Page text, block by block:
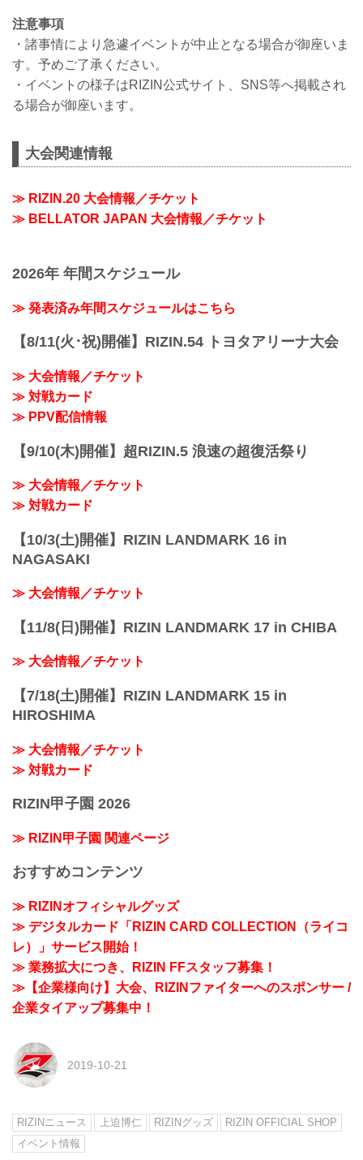
注意事項
・諸事情により急遽イベントが中止となる場合が御座いま
す。予めご了承ください。
・イベントの様子はRIZIN公式サイト、SNS等へ掲載され
る場合が御座います。
大会関連情報
≫ RIZIN.20 大会情報／チケット
≫ BELLATOR JAPAN 大会情報／チケット
2026年 年間スケジュール
≫ 発表済み年間スケジュールはこちら
【8/11(火･祝)開催】RIZIN.54 トヨタアリーナ大会
≫ 大会情報／チケット
≫ 対戦カード
≫ PPV配信情報
【9/10(木)開催】超RIZIN.5 浪速の超復活祭り
≫ 大会情報／チケット
≫ 対戦カード
【10/3(土)開催】RIZIN LANDMARK 16 in
NAGASAKI
≫ 大会情報／チケット
【11/8(日)開催】RIZIN LANDMARK 17 in CHIBA
≫ 大会情報／チケット
【7/18(土)開催】RIZIN LANDMARK 15 in
HIROSHIMA
≫ 大会情報／チケット
≫ 対戦カード
RIZIN甲子園 2026
≫ RIZIN甲子園 関連ページ
おすすめコンテンツ
≫ RIZINオフィシャルグッズ
≫ デジタルカード「RIZIN CARD COLLECTION（ライコ
レ）」サービス開始！
≫ 業務拡大につき、RIZIN FFスタッフ募集！
≫【企業様向け】大会、RIZINファイターへのスポンサー /
企業タイアップ募集中！
2019-10-21
RIZINニュース 上迫博仁 RIZINグッズ
RIZIN OFFICIAL SHOP
イベント情報